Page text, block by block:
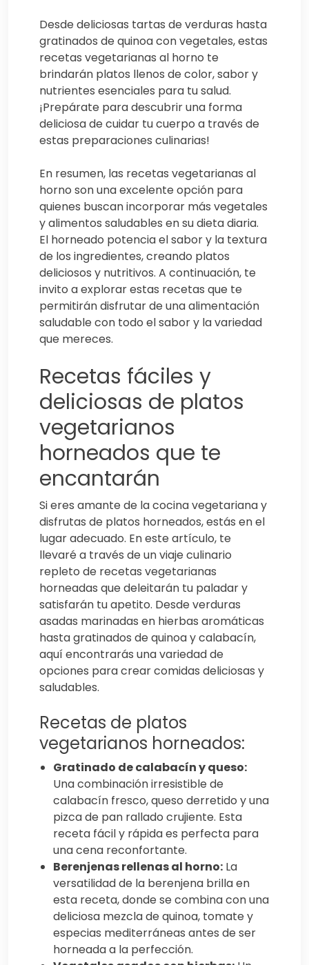
Desde deliciosas tartas de verduras hasta
gratinados de quinoa con vegetales, estas
recetas vegetarianas al horno te
brindarán platos llenos de color, sabor y
nutrientes esenciales para tu salud.
¡Prepárate para descubrir una forma
deliciosa de cuidar tu cuerpo a través de
estas preparaciones culinarias!
En resumen, las recetas vegetarianas al
horno son una excelente opción para
quienes buscan incorporar más vegetales
y alimentos saludables en su dieta diaria.
El horneado potencia el sabor y la textura
de los ingredientes, creando platos
deliciosos y nutritivos. A continuación, te
invito a explorar estas recetas que te
permitirán disfrutar de una alimentación
saludable con todo el sabor y la variedad
que mereces.
Recetas fáciles y
deliciosas de platos
vegetarianos
horneados que te
encantarán
Si eres amante de la cocina vegetariana y
disfrutas de platos horneados, estás en el
lugar adecuado. En este artículo, te
llevaré a través de un viaje culinario
repleto de recetas vegetarianas
horneadas que deleitarán tu paladar y
satisfarán tu apetito. Desde verduras
asadas marinadas en hierbas aromáticas
hasta gratinados de quinoa y calabacín,
aquí encontrarás una variedad de
opciones para crear comidas deliciosas y
saludables.
Recetas de platos
vegetarianos horneados:
Gratinado de calabacín y queso:
Una combinación irresistible de
calabacín fresco, queso derretido y una
pizca de pan rallado crujiente. Esta
receta fácil y rápida es perfecta para
una cena reconfortante.
Berenjenas rellenas al horno: La
versatilidad de la berenjena brilla en
esta receta, donde se combina con una
deliciosa mezcla de quinoa, tomate y
especias mediterráneas antes de ser
horneada a la perfección.